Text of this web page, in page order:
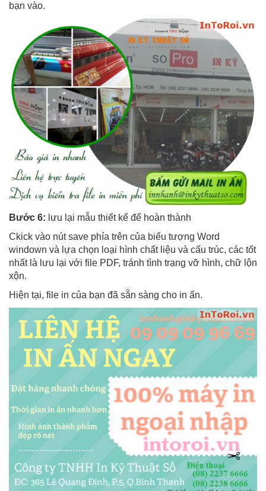
bạn vào.
Bước 6: lưu lại mẫu thiết kế để hoàn thành
Ckick vào nút save phía trên của biểu tượng Word
windown và lựa chọn loại hình chất liệu và cấu trúc, các tốt
nhất là lưu lại với file PDF, tránh tình trạng vỡ hình, chữ lộn
xộn.
Hiện tại, file in của bạn đã sẵn sàng cho in ấn.